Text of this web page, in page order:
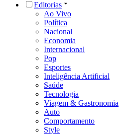
Editorias
Ao Vivo
Política
Nacional
Economia
Internacional
Pop
Esportes
Inteligência Artificial
Saúde
Tecnologia
Viagem & Gastronomia
Auto
Comportamento
Style